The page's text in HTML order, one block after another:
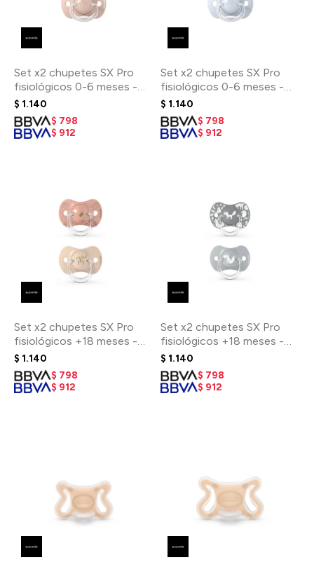
Set x2 chupetes SX Pro
fisiológicos 0-6 meses -
Birdies Rosa
$ 1.140
$ 798
$ 912
Set x2 chupetes SX Pro
fisiológicos 0-6 meses -
Azul
$ 1.140
$ 798
$ 912
Set x2 chupetes SX Pro
fisiológicos +18 meses -
Corazón beige
$ 1.140
$ 798
$ 912
Set x2 chupetes SX Pro
fisiológicos +18 meses -
Fox Gris
$ 1.140
$ 798
$ 912